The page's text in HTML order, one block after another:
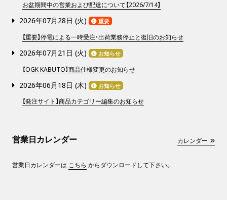
お盆期間中の営業および配達について【2026/7/14】
2026年07月28日 (火) 重要
【重要】停電による一時受注・出荷業務停止と復旧のお知らせ
2026年07月21日 (火) お知らせ
【OGK KABUTO】商品仕様変更のお知らせ
2026年06月18日 (木) お知らせ
【発注サイト】商品カテゴリー編集のお知らせ
営業日カレンダー カレンダー
営業日カレンダーは こちら からダウンロードして下さい。